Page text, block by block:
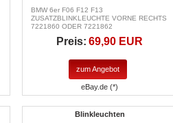
BMW 6er F06 F12 F13
ZUSATZBLINKLEUCHTE VORNE RECHTS
7221860 ODER 7221862
Preis: 69,90 EUR
zum Angebot
eBay.de (*)
Blinkleuchten